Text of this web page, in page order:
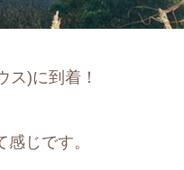
ス)に到着！
じです。